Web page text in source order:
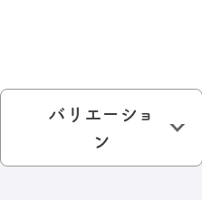
バリエーショ
ン